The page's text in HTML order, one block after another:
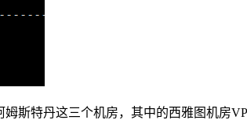
斯特丹这三个机房，其中的西雅图机房